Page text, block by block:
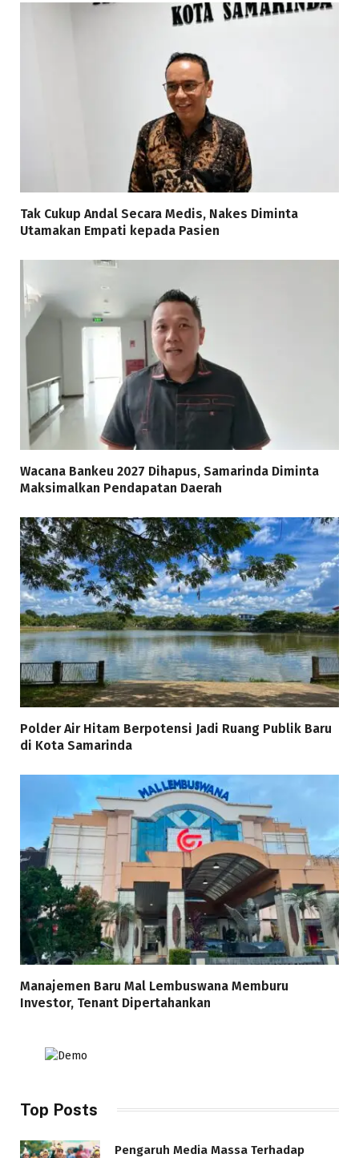
Tak Cukup Andal Secara Medis, Nakes Diminta
Utamakan Empati kepada Pasien
Wacana Bankeu 2027 Dihapus, Samarinda Diminta
Maksimalkan Pendapatan Daerah
Polder Air Hitam Berpotensi Jadi Ruang Publik Baru
di Kota Samarinda
Manajemen Baru Mal Lembuswana Memburu
Investor, Tenant Dipertahankan
Top Posts
Pengaruh Media Massa Terhadap